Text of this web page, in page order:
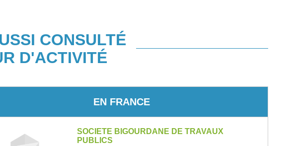
CONSULTÉ
D'ACTIVITÉ
EN FRANCE
SOCIETE BIGOURDANE DE TRAVAUX
PUBLICS